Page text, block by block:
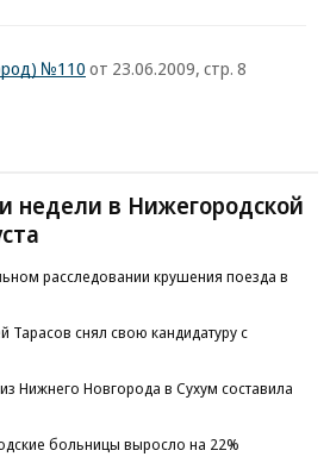
№110 от 23.06.2009, стр. 8
недели в Нижегородской
расследовании крушения поезда в
снял свою кандидатуру с
Нижнего Новгорода в Сухум составила
больницы выросло на 22%